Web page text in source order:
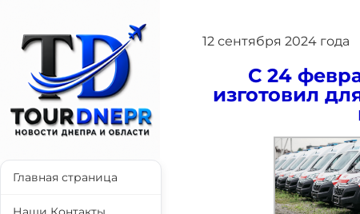
12 сентября 2024 года
С 24
изготовил
Главная страница